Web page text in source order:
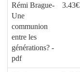
Rémi Brague-
Une
communion
entre les
générations? -
pdf
3.43€